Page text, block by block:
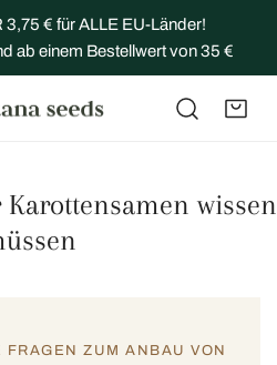
€ für ALLE EU-Länder!
ab einem Bestellwert von 35 €
wissen
FRAGEN ZUM ANBAU VON